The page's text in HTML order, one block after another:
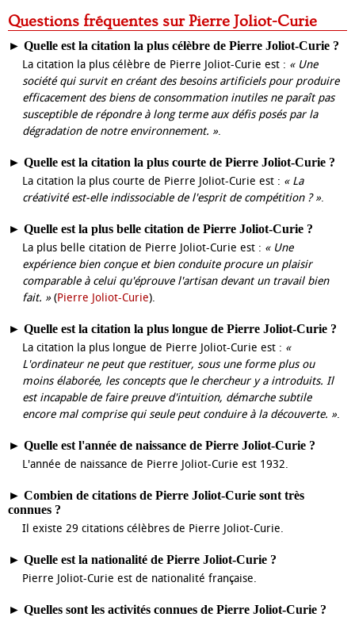
Questions fréquentes sur Pierre Joliot-Curie
► Quelle est la citation la plus célèbre de Pierre Joliot-Curie ?
La citation la plus célèbre de Pierre Joliot-Curie est : « Une
société qui survit en créant des besoins artificiels pour produire
efficacement des biens de consommation inutiles ne paraît pas
susceptible de répondre à long terme aux défis posés par la
dégradation de notre environnement. ».
► Quelle est la citation la plus courte de Pierre Joliot-Curie ?
La citation la plus courte de Pierre Joliot-Curie est : « La
créativité est-elle indissociable de l'esprit de compétition ? ».
► Quelle est la plus belle citation de Pierre Joliot-Curie ?
La plus belle citation de Pierre Joliot-Curie est : « Une
expérience bien conçue et bien conduite procure un plaisir
comparable à celui qu'éprouve l'artisan devant un travail bien
fait. »(Pierre Joliot-Curie).
► Quelle est la citation la plus longue de Pierre Joliot-Curie ?
La citation la plus longue de Pierre Joliot-Curie est : «
L'ordinateur ne peut que restituer, sous une forme plus ou
moins élaborée, les concepts que le chercheur y a introduits. Il
est incapable de faire preuve d'intuition, démarche subtile
encore mal comprise qui seule peut conduire à la découverte. ».
► Quelle est l'année de naissance de Pierre Joliot-Curie ?
L'année de naissance de Pierre Joliot-Curie est 1932.
► Combien de citations de Pierre Joliot-Curie sont très
connues ?
Il existe 29 citations célèbres de Pierre Joliot-Curie.
► Quelle est la nationalité de Pierre Joliot-Curie ?
Pierre Joliot-Curie est de nationalité française.
► Quelles sont les activités connues de Pierre Joliot-Curie ?